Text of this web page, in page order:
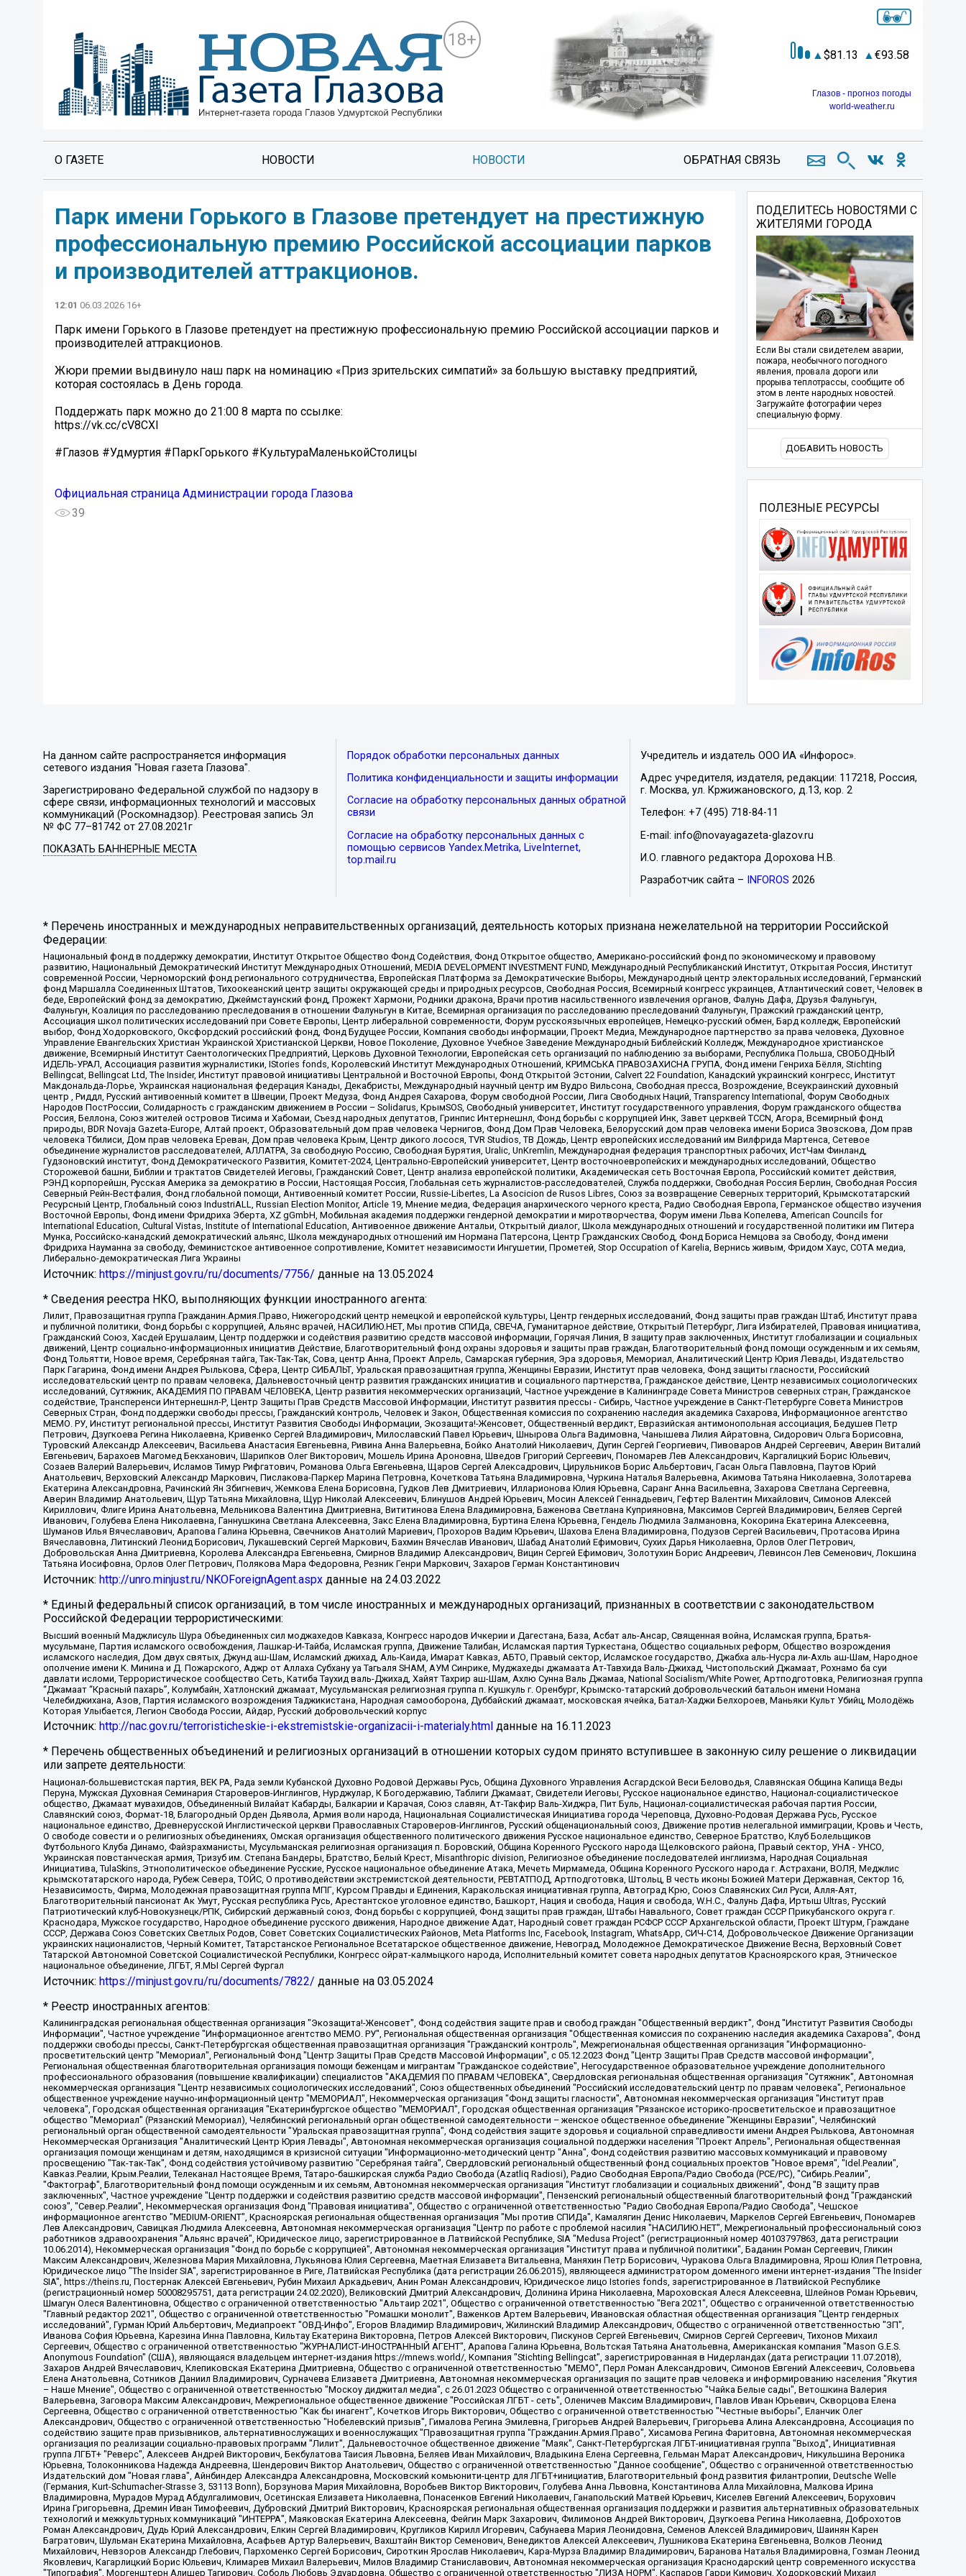
18+
81.13 93.58
Глазов - прогноз погоды
world-weather.ru
О ГАЗЕТЕ НОВОСТИ НОВОСТИ ОБРАТНАЯ СВЯЗЬ
Парк имени Горького в Глазове претендует на престижную
профессиональную премию Российской ассоциации парков
и производителей аттракционов.
12:01 06.03.2026 16+
Парк имени Горького в Глазове претендует на престижную профессиональную премию Российской ассоциации парков и
производителей аттракционов.
Жюри премии выдвинуло наш парк на номинацию «Приз зрительских симпатий» за большую выставку предприятий,
которая состоялась в День города.
Поддержать парк можно до 21:00 8 марта по ссылке:
https://vk.cc/cV8CXI
#Глазов #Удмуртия #ПаркГорького #КультураМаленькойСтолицы
Официальная страница Администрации города Глазова
39
ПОДЕЛИТЕСЬ НОВОСТЯМИ С
ЖИТЕЛЯМИ ГОРОДА
Если Вы стали свидетелем аварии,
пожара, необычного погодного
явления, провала дороги или
прорыва теплотрассы, сообщите об
этом в ленте народных новостей.
Загружайте фотографии через
специальную форму.
ДОБАВИТЬ НОВОСТЬ
ПОЛЕЗНЫЕ РЕСУРСЫ
На данном сайте распространяется информация
сетевого издания "Новая газета Глазова".
Зарегистрировано Федеральной службой по надзору в
сфере связи, информационных технологий и массовых
коммуникаций (Роскомнадзор). Реестровая запись Эл
№ ФС 77–81742 от 27.08.2021г
ПОКАЗАТЬ БАННЕРНЫЕ МЕСТА
Порядок обработки персональных данных
Политика конфиденциальности и защиты информации
Согласие на обработку персональных данных обратной
связи
Согласие на обработку персональных данных с
помощью сервисов Yandex.Metrika, LiveInternet,
top.mail.ru
Учредитель и издатель ООО ИА «Инфорос».
Адрес учредителя, издателя, редакции: 117218, Россия,
г. Москва, ул. Кржижановского, д.13, кор. 2
Телефон: +7 (495) 718-84-11
E-mail: info@novayagazeta-glazov.ru
И.О. главного редактора Дорохова Н.В.
Разработчик сайта – INFOROS 2026
* Перечень иностранных и международных неправительственных организаций, деятельность которых признана нежелательной на территории Российской
Федерации:
Национальный фонд в поддержку демократии, Институт Открытое Общество Фонд Содействия, Фонд Открытое общество, Американо-российский фонд по экономическому и правовому
развитию, Национальный Демократический Институт Международных Отношений, MEDIA DEVELOPMENT INVESTMENT FUND, Международный Республиканский Институт, Открытая Россия, Институт
современной России, Черноморский фонд регионального сотрудничества, Европейская Платформа за Демократические Выборы, Международный центр электоральных исследований, Германский
фонд Маршалла Соединенных Штатов, Тихоокеанский центр защиты окружающей среды и природных ресурсов, Свободная Россия, Всемирный конгресс украинцев, Атлантический совет, Человек в
беде, Европейский фонд за демократию, Джеймстаунский фонд, Прожект Хармони, Родники дракона, Врачи против насильственного извлечения органов, Фалунь Дафа, Друзья Фалуньгун,
Фалуньгун, Коалиция по расследованию преследования в отношении Фалуньгун в Китае, Всемирная организация по расследованию преследований Фалуньгун, Пражский гражданский центр,
Ассоциация школ политических исследований при Совете Европы, Центр либеральной современности, Форум русскоязычных европейцев, Немецко-русский обмен, Бард колледж, Европейский
выбор, Фонд Ходорковского, Оксфордский российский фонд, Фонд Будущее России, Компания свободы информации, Проект Медиа, Международное партнерство за права человека, Духовное
Управление Евангельских Христиан Украинской Христианской Церкви, Новое Поколение, Духовное Учебное Заведение Международный Библейский Колледж, Международное христианское
движение, Всемирный Институт Саентологических Предприятий, Церковь Духовной Технологии, Европейская сеть организаций по наблюдению за выборами, Республика Польша, СВОБОДНЫЙ
ИДЕЛЬ-УРАЛ, Ассоциация развития журналистики, IStories fonds, Королевский Институт Международных Отношений, КРИМСЬКА ПРАВОЗАХИСНА ГРУПА, Фонд имени Генриха Бёлля, Stichting
Bellingcat, Bellingcat Ltd, The Insider, Институт правовой инициативы Центральной и Восточной Европы, Фонд Открытой Эстонии, Calvert 22 Foundation, Канадский украинский конгресс, Институт
Макдональда-Лорье, Украинская национальная федерация Канады, Декабристы, Международный научный центр им Вудро Вильсона, Свободная пресса, Возрождение, Всеукраинский духовный
центр , Риддл, Русский антивоенный комитет в Швеции, Проект Медуза, Фонд Андрея Сахарова, Форум свободной России, Лига Свободных Наций, Transparеncy International, Форум Свободных
Народов ПостРоссии, Солидарность с гражданским движением в России – Solidarus, КрымSOS, Свободный университет, Институт государственного управления, Форум гражданского общества
Россия, Беллона, Союз жителей островов Тисима и Хабомаи, Съезд народных депутатов, Гринпис Интернешнл, Фонд борьбы с коррупцией Инк, Завет церквей TCCN, Агора, Всемирный фонд
природы, BDR Novaja Gazeta-Europe, Алтай проект, Образовательный дом прав человека Чернигов, Фонд Дом Прав Человека, Белорусский дом прав человека имени Бориса Звозскова, Дом прав
человека Тбилиси, Дом прав человека Ереван, Дом прав человека Крым, Центр дикого лосося, TVR Studios, ТВ Дождь, Центр европейских исследований им Вилфрида Мартенса, Сетевое
объединение журналистов расследователей, АЛЛАТРА, За свободную Россию, Свободная Бурятия, Uralic, UnKremlin, Международная федерация транспортных рабочих, ИстЧам Финланд,
Гудзоновский институт, Фонд Демократического Развития, Комитет-2024, Центрально-Европейский университет, Центр восточноевропейских и международных исследований, Общество
Сторожевой башни, Библии и трактатов Свидетелей Иеговы, Гражданский Совет, Центр анализа европейской политики, Академическая сеть Восточная Европа, Российский комитет действия,
РЭНД корпорейшн, Русская Америка за демократию в России, Настоящая Россия, Глобальная сеть журналистов-расследователей, Служба поддержки, Свободная Россия Берлин, Свободная Россия
Северный Рейн-Вестфалия, Фонд глобальной помощи, Антивоенный комитет России, Russie-Libertes, La Asocicion de Rusos Libres, Союз за возвращение Северных территорий, Крымскотатарский
Ресурсный Центр, Глобальный союз IndustriALL, Russian Election Monitor, Article 19, Мнение медиа, Федерация анархического черного креста, Радио Свободная Европа, Германское общество изучения
Восточной Европы, Фонд имени Фридриха Эберта, XZ gGmbH, Мобильная академия поддержки гендерной демократии и миротворчества, Форум имени Льва Копелева, American Councils for
International Education, Cultural Vistas, Institute of International Education, Антивоенное движение Антальи, Открытый диалог, Школа международных отношений и государственной политики им Питера
Мунка, Российско-канадский демократический альянс, Школа международных отношений им Нормана Патерсона, Центр Гражданских Свобод, Фонд Бориса Немцова за Свободу, Фонд имени
Фридриха Науманна за свободу, Феминистское антивоенное сопротивление, Комитет независимости Ингушетии, Прометей, Stop Occupation of Karelia, Вернись живым, Фридом Хаус, СОТА медиа,
Либерально-демократическая Лига Украины
Источник: https://minjust.gov.ru/ru/documents/7756/ данные на 13.05.2024
* Сведения реестра НКО, выполняющих функции иностранного агента:
Лилит, Правозащитная группа Гражданин.Армия.Право, Нижегородский центр немецкой и европейской культуры, Центр гендерных исследований, Фонд защиты прав граждан Штаб, Институт права
и публичной политики, Фонд борьбы с коррупцией, Альянс врачей, НАСИЛИЮ.НЕТ, Мы против СПИДа, СВЕЧА, Гуманитарное действие, Открытый Петербург, Лига Избирателей, Правовая инициатива,
Гражданский Союз, Хасдей Ерушалаим, Центр поддержки и содействия развитию средств массовой информации, Горячая Линия, В защиту прав заключенных, Институт глобализации и социальных
движений, Центр социально-информационных инициатив Действие, Благотворительный фонд охраны здоровья и защиты прав граждан, Благотворительный фонд помощи осужденным и их семьям,
Фонд Тольятти, Новое время, Серебряная тайга, Так-Так-Так, Сова, центр Анна, Проект Апрель, Самарская губерния, Эра здоровья, Мемориал, Аналитический Центр Юрия Левады, Издательство
Парк Гагарина, Фонд имени Андрея Рылькова, Сфера, Центр СИБАЛЬТ, Уральская правозащитная группа, Женщины Евразии, Институт прав человека, Фонд защиты гласности, Российский
исследовательский центр по правам человека, Дальневосточный центр развития гражданских инициатив и социального партнерства, Гражданское действие, Центр независимых социологических
исследований, Сутяжник, АКАДЕМИЯ ПО ПРАВАМ ЧЕЛОВЕКА, Центр развития некоммерческих организаций, Частное учреждение в Калининграде Совета Министров северных стран, Гражданское
содействие, Трансперенси Интернешнл-Р, Центр Защиты Прав Средств Массовой Информации, Институт развития прессы - Сибирь, Частное учреждение в Санкт-Петербурге Совета Министров
Северных Стран, Фонд поддержки свободы прессы, Гражданский контроль, Человек и Закон, Общественная комиссия по сохранению наследия академика Сахарова, Информационное агентство
МЕМО. РУ, Институт региональной прессы, Институт Развития Свободы Информации, Экозащита!-Женсовет, Общественный вердикт, Евразийская антимонопольная ассоциация, Бедушев Петр
Петрович, Дзугкоева Регина Николаевна, Кривенко Сергей Владимирович, Милославский Павел Юрьевич, Шнырова Ольга Вадимовна, Чанышева Лилия Айратовна, Сидорович Ольга Борисовна,
Туровский Александр Алексеевич, Васильева Анастасия Евгеньевна, Ривина Анна Валерьевна, Бойко Анатолий Николаевич, Дугин Сергей Георгиевич, Пивоваров Андрей Сергеевич, Аверин Виталий
Евгеньевич, Барахоев Магомед Бекханович, Шарипков Олег Викторович, Мошель Ирина Ароновна, Шведов Григорий Сергеевич, Пономарев Лев Александрович, Каргалицкий Борис Юльевич,
Созаев Валерий Валерьевич, Исламов Тимур Рифгатович, Романова Ольга Евгеньевна, Щаров Сергей Алексадрович, Цирульников Борис Альбертович, Гасан Ольга Павловна, Паутов Юрий
Анатольевич, Верховский Александр Маркович, Пислакова-Паркер Марина Петровна, Кочеткова Татьяна Владимировна, Чуркина Наталья Валерьевна, Акимова Татьяна Николаевна, Золотарева
Екатерина Александровна, Рачинский Ян Збигневич, Жемкова Елена Борисовна, Гудков Лев Дмитриевич, Илларионова Юлия Юрьевна, Саранг Анна Васильевна, Захарова Светлана Сергеевна,
Аверин Владимир Анатольевич, Щур Татьяна Михайловна, Щур Николай Алексеевич, Блинушов Андрей Юрьевич, Мосин Алексей Геннадьевич, Гефтер Валентин Михайлович, Симонов Алексей
Кириллович, Флиге Ирина Анатольевна, Мельникова Валентина Дмитриевна, Вититинова Елена Владимировна, Баженова Светлана Куприяновна, Максимов Сергей Владимирович, Беляев Сергей
Иванович, Голубева Елена Николаевна, Ганнушкина Светлана Алексеевна, Закс Елена Владимировна, Буртина Елена Юрьевна, Гендель Людмила Залмановна, Кокорина Екатерина Алексеевна,
Шуманов Илья Вячеславович, Арапова Галина Юрьевна, Свечников Анатолий Мариевич, Прохоров Вадим Юрьевич, Шахова Елена Владимировна, Подузов Сергей Васильевич, Протасова Ирина
Вячеславовна, Литинский Леонид Борисович, Лукашевский Сергей Маркович, Бахмин Вячеслав Иванович, Шабад Анатолий Ефимович, Сухих Дарья Николаевна, Орлов Олег Петрович,
Добровольская Анна Дмитриевна, Королева Александра Евгеньевна, Смирнов Владимир Александрович, Вицин Сергей Ефимович, Золотухин Борис Андреевич, Левинсон Лев Семенович, Локшина
Татьяна Иосифовна, Орлов Олег Петрович, Полякова Мара Федоровна, Резник Генри Маркович, Захаров Герман Константинович
Источник: http://unro.minjust.ru/NKOForeignAgent.aspx данные на 24.03.2022
* Единый федеральный список организаций, в том числе иностранных и международных организаций, признанных в соответствии с законодательством
Российской Федерации террористическими:
Высший военный Маджлисуль Шура Объединенных сил моджахедов Кавказа, Конгресс народов Ичкерии и Дагестана, База, Асбат аль-Ансар, Священная война, Исламская группа, Братья-
мусульмане, Партия исламского освобождения, Лашкар-И-Тайба, Исламская группа, Движение Талибан, Исламская партия Туркестана, Общество социальных реформ, Общество возрождения
исламского наследия, Дом двух святых, Джунд аш-Шам, Исламский джихад, Аль-Каида, Имарат Кавказ, АБТО, Правый сектор, Исламское государство, Джабха аль-Нусра ли-Ахль аш-Шам, Народное
ополчение имени К. Минина и Д. Пожарского, Аджр от Аллаха Субхану уа Тагьаля SHAM, АУМ Синрике, Муджахеды джамаата Ат-Тавхида Валь-Джихад, Чистопольский Джамаат, Рохнамо ба суи
давлати исломи, Террористическое сообщество Сеть, Катиба Таухид валь-Джихад, Хайят Тахрир аш-Шам, Ахлю Сунна Валь Джамаа, National Socialism/White Power, Артподготовка, Религиозная группа
“Джамаат “Красный пахарь”, Колумбайн, Хатлонский джамаат, Мусульманская религиозная группа п. Кушкуль г. Оренбург, Крымско-татарский добровольческий батальон имени Номана
Челебиджихана, Азов, Партия исламского возрождения Таджикистана, Народная самооборона, Дуббайский джамаат, московская ячейка, Батал-Хаджи Белхороев, Маньяки Культ Убийц, Молодёжь
Которая Улыбается, Легион Свобода России, Айдар, Русский добровольческий корпус
Источник: http://nac.gov.ru/terroristicheskie-i-ekstremistskie-organizacii-i-materialy.html данные на 16.11.2023
* Перечень общественных объединений и религиозных организаций в отношении которых судом принято вступившее в законную силу решение о ликвидации
или запрете деятельности:
Национал-большевистская партия, ВЕК РА, Рада земли Кубанской Духовно Родовой Державы Русь, Община Духовного Управления Асгардской Веси Беловодья, Славянская Община Капища Веды
Перуна, Мужская Духовная Семинария Староверов-Инглингов, Нурджулар, К Богодержавию, Таблиги Джамаат, Свидетели Иеговы, Русское национальное единство, Национал-социалистическое
общество, Джамаат мувахидов, Объединенный Вилайат Кабарды, Балкарии и Карачая, Союз славян, Ат-Такфир Валь-Хиджра, Пит Буль, Национал-социалистическая рабочая партия России,
Славянский союз, Формат-18, Благородный Орден Дьявола, Армия воли народа, Национальная Социалистическая Инициатива города Череповца, Духовно-Родовая Держава Русь, Русское
национальное единство, Древнерусской Инглистической церкви Православных Староверов-Инглингов, Русский общенациональный союз, Движение против нелегальной иммиграции, Кровь и Честь,
О свободе совести и о религиозных объединениях, Омская организация общественного политического движения Русское национальное единство, Северное Братство, Клуб Болельщиков
Футбольного Клуба Динамо, Файзрахманисты, Мусульманская религиозная организация п. Боровский, Община Коренного Русского народа Щелковского района, Правый сектор, УНА - УНСО,
Украинская повстанческая армия, Тризуб им. Степана Бандеры, Братство, Белый Крест, Misanthropic division, Религиозное объединение последователей инглиизма, Народная Социальная
Инициатива, TulaSkins, Этнополитическое объединение Русские, Русское национальное объединение Атака, Мечеть Мирмамеда, Община Коренного Русского народа г. Астрахани, ВОЛЯ, Меджлис
крымскотатарского народа, Рубеж Севера, ТОЙС, О противодействии экстремистской деятельности, РЕВТАТПОД, Артподготовка, Штольц, В честь иконы Божией Матери Державная, Сектор 16,
Независимость, Фирма, Молодежная правозащитная группа МПГ, Курсом Правды и Единения, Каракольская инициативная группа, Автоград Крю, Союз Славянских Сил Руси, Алля-Аят,
Благотворительный пансионат Ак Умут, Русская республика Русь, Арестантское уголовное единство, Башкорт, Нация и свобода, Нация и свобода, W.H.С., Фалунь Дафа, Иртыш Ultras, Русский
Патриотический клуб-Новокузнецк/РПК, Сибирский державный союз, Фонд борьбы с коррупцией, Фонд защиты прав граждан, Штабы Навального, Совет граждан СССР Прикубанского округа г.
Краснодара, Мужское государство, Народное объединение русского движения, Народное движение Адат, Народный совет граждан РСФСР СССР Архангельской области, Проект Штурм, Граждане
СССР, Держава Союз Советских Светлых Родов, Совет Советских Социалистических Районов, Meta Platforms Inc, Facebook, Instagram, WhatsApp, СИЧ-С14, Добровольческое Движение Организации
украинских националистов, Черный Комитет, Татарстанское Региональное Всетатарское общественное движение, Невоград, Молодежное Демократическое Движение Весна, Верховный Совет
Татарской Автономной Советской Социалистической Республики, Конгресс ойрат-калмыцкого народа, Исполнительный комитет совета народных депутатов Красноярского края, Этническое
национальное объединение, ЛГБТ, Я.МЫ Сергей Фургал
Источник: https://minjust.gov.ru/ru/documents/7822/ данные на 03.05.2024
* Реестр иностранных агентов:
Калининградская региональная общественная организация "Экозащита!-Женсовет", Фонд содействия защите прав и свобод граждан "Общественный вердикт", Фонд "Институт Развития Свободы Информации", Частное учреждение "Информационное агентство МЕМО. РУ", Региональная общественная организация "Общественная комиссия по сохранению наследия академика Сахарова", Фонд поддержки свободы прессы, Санкт-Петербургская общественная правозащитная организация "Гражданский контроль", Межрегиональная общественная организация "Информационно-просветительский центр "Мемориал", Региональный Фонд "Центр Защиты Прав Средств Массовой Информации", с 05.12.2023 Фонд "Центр Защиты Прав Средств массовой информации", Региональная общественная благотворительная организация помощи беженцам и мигрантам "Гражданское содействие", Негосударственное образовательное учреждение дополнительного профессионального образования (повышение квалификации) специалистов "АКАДЕМИЯ ПО ПРАВАМ ЧЕЛОВЕКА", Свердловская региональная общественная организация "Сутяжник", Автономная некоммерческая организация "Центр независимых социологических исследований", Союз общественных объединений "Российский исследовательский центр по правам человека", Региональное общественное учреждение научно-информационный центр "МЕМОРИАЛ", Некоммерческая организация "Фонд защиты гласности", Автономная некоммерческая организация "Институт прав человека", Городская общественная организация "Екатеринбургское общество "МЕМОРИАЛ", Городская общественная организация "Рязанское историко-просветительское и правозащитное общество "Мемориал" (Рязанский Мемориал), Челябинский региональный орган общественной самодеятельности – женское общественное объединение "Женщины Евразии", Челябинский региональный орган общественной самодеятельности "Уральская правозащитная группа", Фонд содействия защите здоровья и социальной справедливости имени Андрея Рылькова, Автономная Некоммерческая Организация "Аналитический Центр Юрия Левады", Автономная некоммерческая организация социальной поддержки населения "Проект Апрель", Региональная общественная организация помощи женщинам и детям, находящимся в кризисной ситуации "Информационно-методический центр "Анна", Фонд содействия развитию массовых коммуникаций и правовому просвещению "Так-так-Так", Фонд содействия устойчивому развитию "Серебряная тайга", Свердловский региональный общественный фонд социальных проектов "Новое время", "Idel.Реалии", Кавказ.Реалии, Крым.Реалии, Телеканал Настоящее Время, Татаро-башкирская служба Радио Свобода (Azatliq Radiosi), Радио Свободная Европа/Радио Свобода (PCE/PC), "Сибирь.Реалии", "Фактограф", Благотворительный фонд помощи осужденным и их семьям, Автономная некоммерческая организация "Институт глобализации и социальных движений", Фонд "В защиту прав заключенных", Частное учреждение "Центр поддержки и содействия развитию средств массовой информации", Пензенский региональный общественный благотворительный фонд "Гражданский союз", "Север.Реалии", Некоммерческая организация Фонд "Правовая инициатива", Общество с ограниченной ответственностью "Радио Свободная Европа/Радио Свобода", Чешское информационное агентство "MEDIUM-ORIENT", Красноярская региональная общественная организация "Мы против СПИДа", Камалягин Денис Николаевич, Маркелов Сергей Евгеньевич, Пономарев Лев Александрович, Савицкая Людмила Алексеевна, Автономная некоммерческая организация "Центр по работе с проблемой насилия "НАСИЛИЮ.НЕТ", Межрегиональный профессиональный союз работников здравоохранения "Альянс врачей", Юридическое лицо, зарегистрированное в Латвийской Республике, SIA "Medusa Project" (регистрационный номер 40103797863, дата регистрации 10.06.2014), Некоммерческая организация "Фонд по борьбе с коррупцией", Автономная некоммерческая организация "Институт права и публичной политики", Баданин Роман Сергеевич, Гликин Максим Александрович, Железнова Мария Михайловна, Лукьянова Юлия Сергеевна, Маетная Елизавета Витальевна, Маняхин Петр Борисович, Чуракова Ольга Владимировна, Ярош Юлия Петровна, Юридическое лицо "The Insider SIA", зарегистрированное в Риге, Латвийская Республика (дата регистрации 26.06.2015), являющееся администратором доменного имени интернет-издания "The Insider SIA", https://theins.ru, Постернак Алексей Евгеньевич, Рубин Михаил Аркадьевич, Анин Роман Александрович, Юридическое лицо Istories fonds, зарегистрированное в Латвийской Республике (регистрационный номер 50008295751, дата регистрации 24.02.2020), Великовский Дмитрий Александрович, Долинина Ирина Николаевна, Мароховская Алеся Алексеевна, Шлейнов Роман Юрьевич, Шмагун Олеся Валентиновна, Общество с ограниченной ответственностью "Альтаир 2021", Общество с ограниченной ответственностью "Вега 2021", Общество с ограниченной ответственностью "Главный редактор 2021", Общество с ограниченной ответственностью "Ромашки монолит", Важенков Артем Валерьевич, Ивановская областная общественная организация "Центр гендерных исследований", Гурман Юрий Альбертович, Медиапроект "ОВД-Инфо", Егоров Владимир Владимирович, Жилинский Владимир Александрович, Общество с ограниченной ответственностью "ЗП", Иванова София Юрьевна, Карезина Инна Павловна, Кильтау Екатерина Викторовна, Петров Алексей Викторович, Пискунов Сергей Евгеньевич, Смирнов Сергей Сергеевич, Тихонов Михаил Сергеевич, Общество с ограниченной ответственностью "ЖУРНАЛИСТ-ИНОСТРАННЫЙ АГЕНТ", Арапова Галина Юрьевна, Вольтская Татьяна Анатольевна, Американская компания "Mason G.E.S. Anonymous Foundation" (США), являющаяся владельцем интернет-издания https://mnews.world/, Компания "Stichting Bellingcat", зарегистрированная в Нидерландах (дата регистрации 11.07.2018), Захаров Андрей Вячеславович, Клепиковская Екатерина Дмитриевна, Общество с ограниченной ответственностью "МЕМО", Перл Роман Александрович, Симонов Евгений Алексеевич, Соловьева Елена Анатольевна, Сотников Даниил Владимирович, Сурначева Елизавета Дмитриевна, Автономная некоммерческая организация по защите прав человека и информированию населения "Якутия – Наше Мнение", Общество с ограниченной ответственностью "Москоу диджитал медиа", с 26.01.2023 Общество с ограниченной ответственностью "Чайка Белые сады", Ветошкина Валерия Валерьевна, Заговора Максим Александрович, Межрегиональное общественное движение "Российская ЛГБТ - сеть", Оленичев Максим Владимирович, Павлов Иван Юрьевич, Скворцова Елена Сергеевна, Общество с ограниченной ответственностью "Как бы инагент", Кочетков Игорь Викторович, Общество с ограниченной ответственностью "Честные выборы", Еланчик Олег Александрович, Общество с ограниченной ответственностью "Нобелевский призыв", Гималова Регина Эмилевна, Григорьев Андрей Валерьевич, Григорьева Алина Александровна, Ассоциация по содействию защите прав призывников, альтернативнослужащих и военнослужащих "Правозащитная группа "Гражданин.Армия.Право", Хисамова Регина Фаритовна, Автономная некоммерческая организация по реализации социально-правовых программ "Лилит", Дальневосточное общественное движение "Маяк", Санкт-Петербургская ЛГБТ-инициативная группа "Выход", Инициативная группа ЛГБТ+ "Реверс", Алексеев Андрей Викторович, Бекбулатова Таисия Львовна, Беляев Иван Михайлович, Владыкина Елена Сергеевна, Гельман Марат Александрович, Никульшина Вероника Юрьевна, Толоконникова Надежда Андреевна, Шендерович Виктор Анатольевич, Общество с ограниченной ответственностью "Данное сообщение", Общество с ограниченной ответственностью Издательский дом "Новая глава", Айнбиндер Александра Александровна, Московский комьюнити-центр для ЛГБТ+инициатив, Благотворительный фонд развития филантропии, Deutsche Welle (Германия, Kurt-Schumacher-Strasse 3, 53113 Bonn), Борзунова Мария Михайловна, Воробьев Виктор Викторович, Голубева Анна Львовна, Константинова Алла Михайловна, Малкова Ирина Владимировна, Мурадов Мурад Абдулгалимович, Осетинская Елизавета Николаевна, Понасенков Евгений Николаевич, Ганапольский Матвей Юрьевич, Киселев Евгений Алексеевич, Борухович Ирина Григорьевна, Дремин Иван Тимофеевич, Дубровский Дмитрий Викторович, Красноярская региональная общественная организация поддержки и развития альтернативных образовательных технологий и межкультурных коммуникаций "ИНТЕРРА", Маяковская Екатерина Алексеевна, Фейгин Марк Захарович, Филимонов Андрей Викторович, Дзугкоева Регина Николаевна, Доброхотов Роман Александрович, Дудь Юрий Александрович, Елкин Сергей Владимирович, Кругликов Кирилл Игоревич, Сабунаева Мария Леонидовна, Семенов Алексей Владимирович, Шаинян Карен Багратович, Шульман Екатерина Михайловна, Асафьев Артур Валерьевич, Вахштайн Виктор Семенович, Венедиктов Алексей Алексеевич, Лушникова Екатерина Евгеньевна, Волков Леонид Михайлович, Невзоров Александр Глебович, Пархоменко Сергей Борисович, Сироткин Ярослав Николаевич, Кара-Мурза Владимир Владимирович, Баранова Наталья Владимировна, Гозман Леонид Яковлевич, Кагарлицкий Борис Юльевич, Климарев Михаил Валерьевич, Милов Владимир Станиславович, Автономная некоммерческая организация Краснодарский центр современного искусства "Типография", Моргенштерн Алишер Тагирович, Соболь Любовь Эдуардовна, Общество с ограниченной ответственностью "ЛИЗА НОРМ", Каспаров Гарри Кимович, Ходорковский Михаил Борисович, Общество с ограниченной ответственностью "Апрельские тезисы", Данилович Ирина Брониславовна, Кашин Олег Владимирович, Петров Николай Владимирович, Пивоваров Алексей Владимирович, Соколов Михаил Владимирович, Цветкова Юлия Владимировна, Чичваркин Евгений Александрович, Комитет против пыток/Команда против пыток, Общество с ограниченной ответственностью "Первый научный", Общество с ограниченной ответственностью "Вертолет и ко", Белоцерковская Вероника Борисовна, Кац Максим Евгеньевич, Лазарева Татьяна Юрьевна, Шаведдинов Руслан Табризович, Яшин Илья Валерьевич, Общество с ограниченной ответственностью "Иноагент ААВ", Алешковский Дмитрий Петрович, Альбац Евгения Марковна, Быков Дмитрий Львович, Галямина Юлия Евгеньевна, Лойко Сергей Леонидович, Мартынов Кирилл Константинович, Медведев Сергей Александрович, Крашенинников Федор Геннадиевич, Гордеева Катерина Вл